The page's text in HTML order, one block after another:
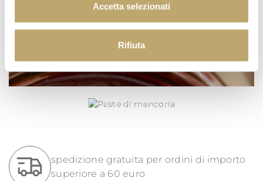
Accetta selezionati
Rifiuta
PASTE DI MANDORLA
spedizione gratuita per ordini di importo
superiore a 60 euro